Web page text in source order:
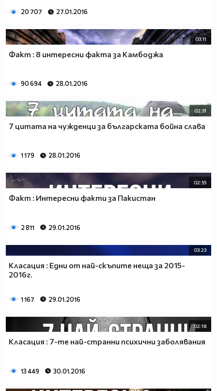
20 707 27.01.2016
03:11
Факт : 8 интересни факта за Камбоджа
90 694 28.01.2016
02:31
7 цитата на чужденци за българската бойна слава
1 179 28.01.2016
02:55
Факт : Интересни факти за Пакистан
2 811 29.01.2016
03:23
Класация : Едни от най-скъпите неща за 2015-
2016г.
1 167 29.01.2016
02:18
Класация : 7-те най-странни психични заболявания
13 449 30.01.2016